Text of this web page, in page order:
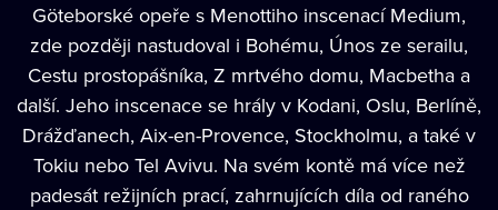
Göteborské opeře s Menottiho inscenací Medium,
zde později nastudoval i Bohému, Únos ze serailu,
Cestu prostopášníka, Z mrtvého domu, Macbetha a
další. Jeho inscenace se hrály v Kodani, Oslu, Berlíně,
Drážďanech, Aix-en-Provence, Stockholmu, a také v
Tokiu nebo Tel Avivu. Na svém kontě má více než
padesát režijních prací, zahrnujících díla od raného